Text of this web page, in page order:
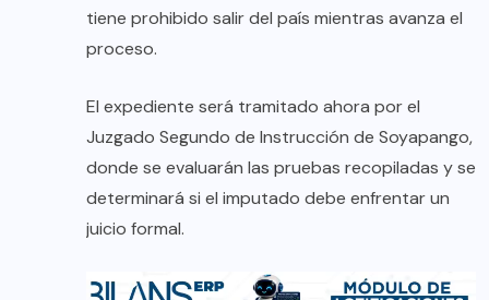
tiene prohibido salir del país mientras avanza el
proceso.
El expediente será tramitado ahora por el
Juzgado Segundo de Instrucción de Soyapango,
donde se evaluarán las pruebas recopiladas y se
determinará si el imputado debe enfrentar un
juicio formal.